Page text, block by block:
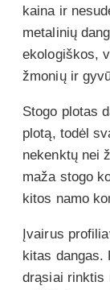
kaina ir
metalinių
ekologiškos,
žmonių ir
Stogo plotas
plotą, todėl
nekenktų nei
maža stogo
kitos namo
Įvairus
kitas dangas.
drąsiai rinktis